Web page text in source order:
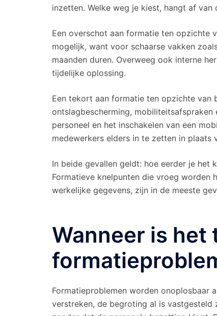
inzetten. Welke weg je kiest, hangt af
Een overschot aan formatie ten opzichte
mogelijk, want voor schaarse vakken
maanden duren. Overweeg ook interne
tijdelijke oplossing.
Een tekort aan formatie ten opzichte van
ontslagbescherming,
personeel en het inschakelen van een
medewerkers elders in te zetten in plaats
In beide gevallen geldt: hoe eerder je het
Formatieve knelpunten die vroeg worden
werkelijke gegevens, zijn in de meeste
Wanneer is het
Formatieproblemen worden onoplosbaar
verstreken, de begroting al is